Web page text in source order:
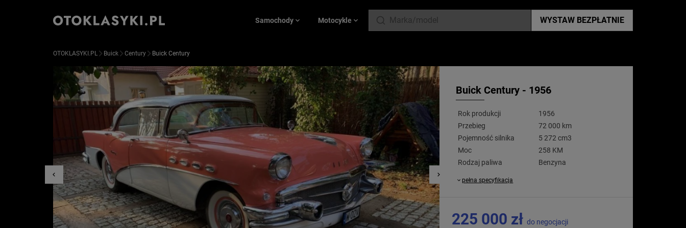
Samochody Motocykle WYSTAW BEZPŁATNIE
OTOKLASYKI.PL Buick Century Buick Century
Buick Century - 1956
Rok produkcji
1956
Przebieg
72 000 km
Pojemność silnika
5 272 cm3
Moc
258 KM
Rodzaj paliwa
Benzyna
pełna specyfikacja
225 000 złdo negocjacji